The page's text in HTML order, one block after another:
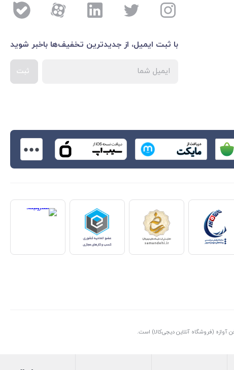
با ثبت ایمیل، از جدید‌ترین تخفیف‌ها با‌خبر شوید
ثبت
اطلاعات بیشتر
(فروشگاه آنلاین دیجی‌کالا) است.